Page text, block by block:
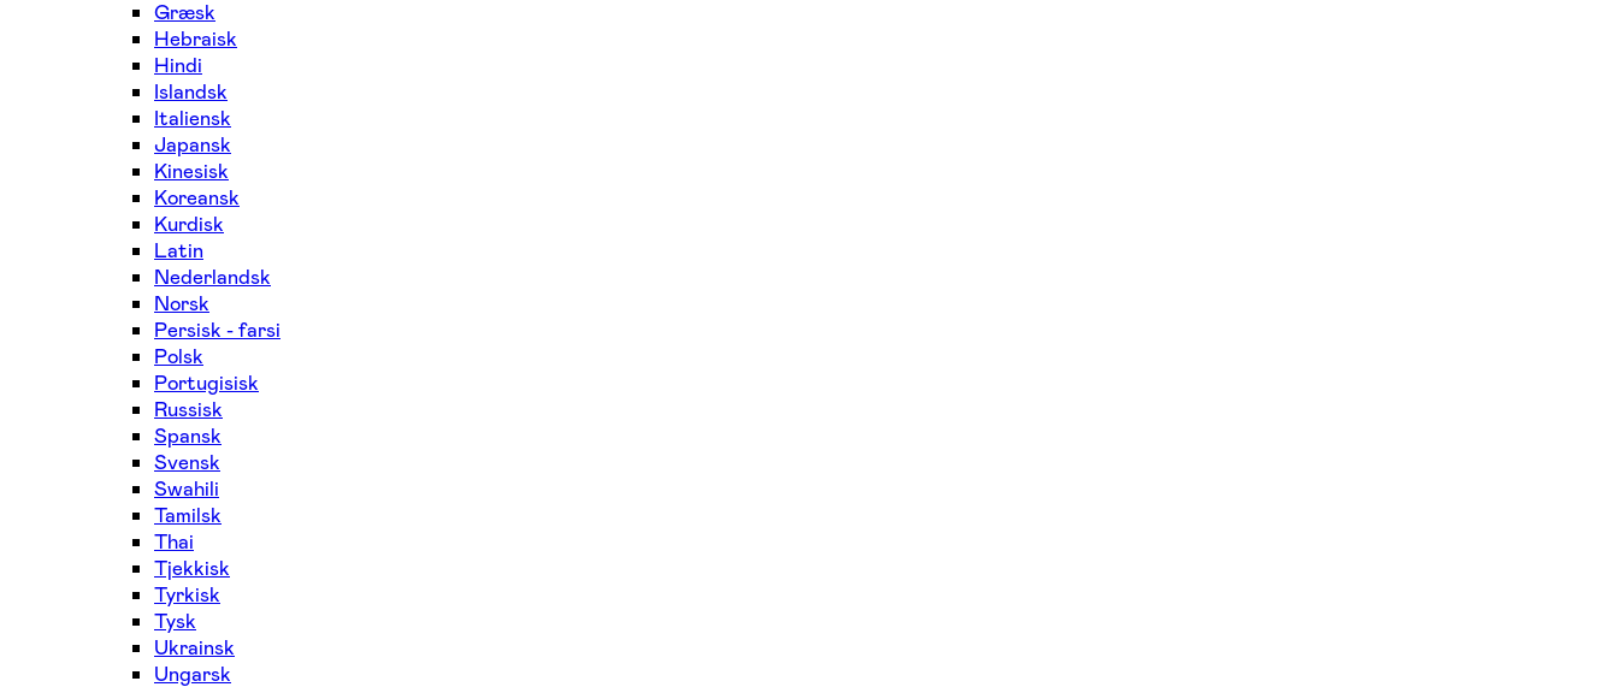
Græsk
Hebraisk
Hindi
Islandsk
Italiensk
Japansk
Kinesisk
Koreansk
Kurdisk
Latin
Nederlandsk
Norsk
Persisk - farsi
Polsk
Portugisisk
Russisk
Spansk
Svensk
Swahili
Tamilsk
Thai
Tjekkisk
Tyrkisk
Tysk
Ukrainsk
Ungarsk